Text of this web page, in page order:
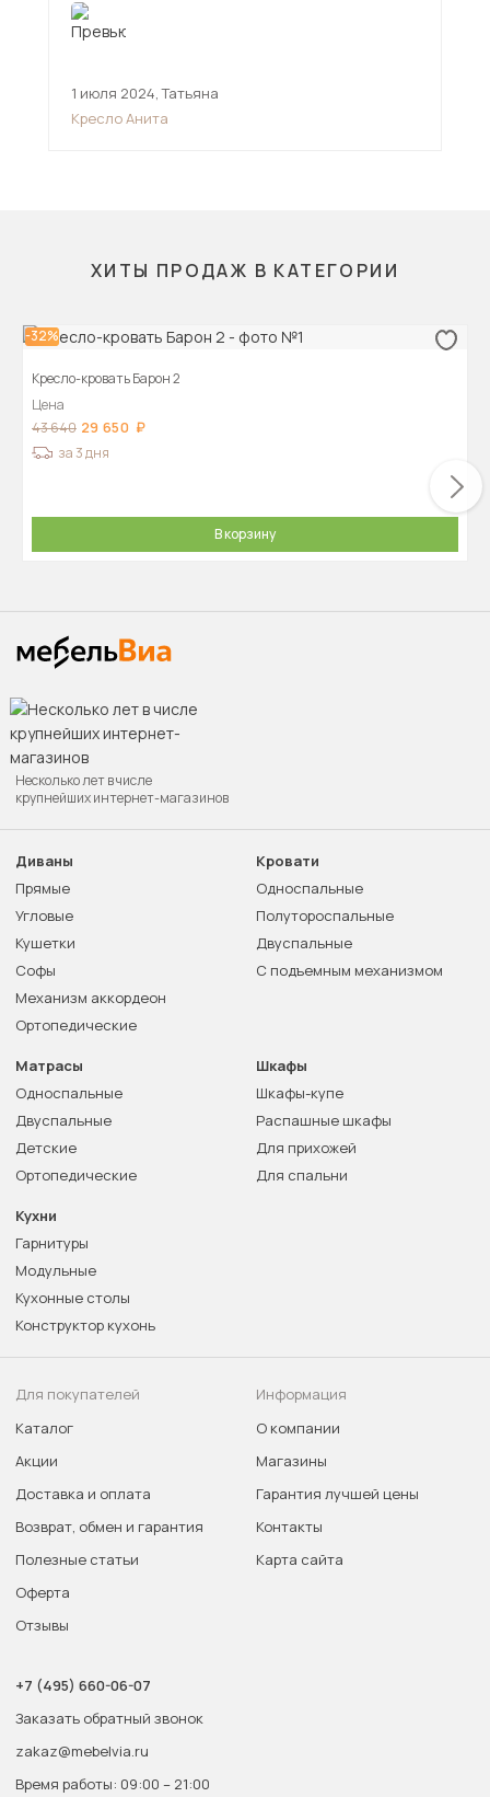
1 июля 2024,Татьяна
Кресло Анита
ХИТЫ ПРОДАЖ В КАТЕГОРИИ
-32%
Кресло-кровать Барон 2
Цена
43 640 29 650
за 3 дня
В корзину
Несколько лет в числе
крупнейших интернет-магазинов
Диваны
Прямые
Угловые
Кушетки
Софы
Механизм аккордеон
Ортопедические
Кровати
Односпальные
Полутороспальные
Двуспальные
С подъемным механизмом
Матрасы
Односпальные
Двуспальные
Детские
Ортопедические
Шкафы
Шкафы-купе
Распашные шкафы
Для прихожей
Для спальни
Кухни
Гарнитуры
Модульные
Кухонные столы
Конструктор кухонь
Для покупателей
Каталог
Акции
Доставка и оплата
Возврат, обмен и гарантия
Полезные статьи
Оферта
Отзывы
Информация
О компании
Магазины
Гарантия лучшей цены
Контакты
Карта сайта
+7 (495) 660-06-07
Заказать обратный звонок
zakaz@mebelvia.ru
Время работы: 09:00 – 21:00